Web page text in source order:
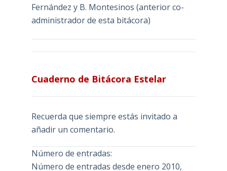
Fernández y B. Montesinos (anterior co-
administrador de esta bitácora)
Cuaderno de Bitácora Estelar
Recuerda que siempre estás invitado a
añadir un comentario.
Número de entradas:
Número de entradas desde enero 2010,